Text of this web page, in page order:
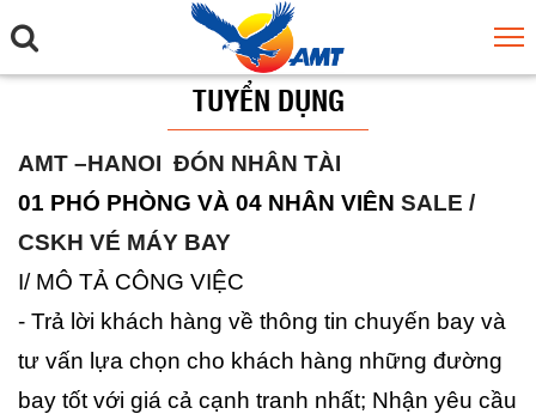
TUYỂN DỤNG
AMT –HANOI ĐÓN NHÂN TÀI
01 PHÓ PHÒNG VÀ 04 NHÂN VIÊN SALE /
CSKH VÉ MÁY BAY
I/ MÔ TẢ CÔNG VIỆC
- Trả lời khách hàng về thông tin chuyến bay và
tư vấn lựa chọn cho khách hàng những đường
bay tốt với giá cả cạnh tranh nhất; Nhận yêu cầu